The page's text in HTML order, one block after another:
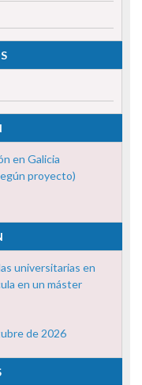
en Galicia
proyecto)
universitarias en
en un máster
de 2026